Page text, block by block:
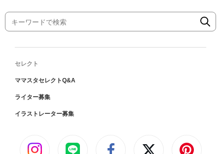
セレクト
ママスタセレクトQ&A
ライター募集
イラストレーター募集